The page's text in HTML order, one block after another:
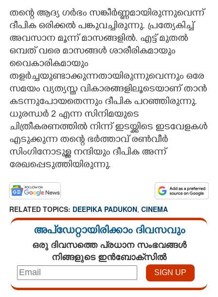
തന്റെ ആദ്യ ഗർഭം സങ്കീർണ്ണമായിരുന്നുവെന്ന്
ദീപിക ഒരിക്കൽ പങ്കുവച്ചിരുന്നു. പ്രത്യേകിച്ച്
അവസാന മൂന്ന് മാസങ്ങളിൽ. എട്ട് മുതൽ
ഒമ്പത് വരെ മാസങ്ങൾ ശാരീരികമായും
വൈകാരികമായും
തളർച്ചയുണ്ടാക്കുന്നതായിരുന്നുവെന്നും ഒരേ
സമയം വ്യത്യസ്ത വികാരങ്ങളിലൂടെയാണ് താൻ
കടന്നുപോയതെന്നും ദീപിക പറഞ്ഞിരുന്നു.
ധുരന്ധർ 2 എന്ന സിനിമയുടെ
ചിത്രീകരണത്തിൽ നിന്ന് ഇടയ്ക്കിടെ ഇടവേളകൾ
എടുക്കുന്ന തന്റെ ഭർത്താവ് രൺവീർ
സിംഗിനോടുള്ള നന്ദിയും ദീപിക അന്ന്
രേഖപ്പെടുത്തിയിരുന്നു.
RELATED TOPICS: DEEPIKA PADUKON, CINEMA
അപ്ഡേറ്റായിരിക്കാം ദിവസവും
ഒരു ദിവസത്തെ പ്രധാന സംഭവങ്ങൾ
നിങ്ങളുടെ ഇൻബോക്സിൽ